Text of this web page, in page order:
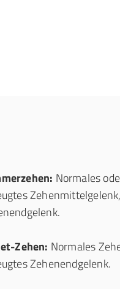
Normales
Zehen: Normales
Zehenendgelenk.